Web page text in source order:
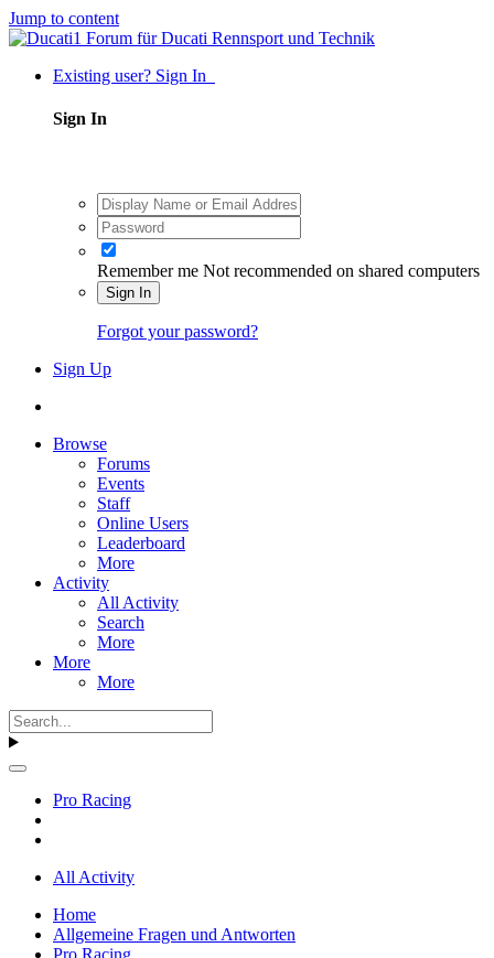
Jump to content
Existing user? Sign In
Sign In
Remember me Not recommended on shared computers
Sign In
Forgot your password?
Sign Up
Browse
Forums
Events
Staff
Online Users
Leaderboard
More
Activity
All Activity
Search
More
More
More
Pro Racing
All Activity
Home
Allgemeine Fragen und Antworten
Pro Racing